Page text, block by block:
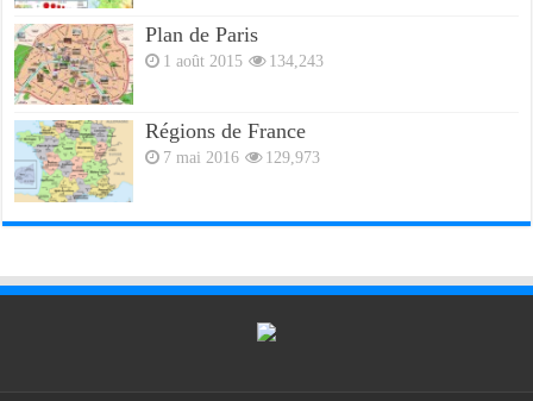
Plan de Paris
1 août 2015 134,243
Régions de France
7 mai 2016 129,973